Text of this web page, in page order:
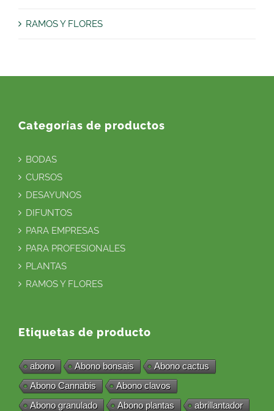
RAMOS Y FLORES
Categorías de productos
BODAS
CURSOS
DESAYUNOS
DIFUNTOS
PARA EMPRESAS
PARA PROFESIONALES
PLANTAS
RAMOS Y FLORES
Etiquetas de producto
abono Abono bonsais
Abono cactus
Abono Cannabis
Abono clavos
Abono granulado
Abono plantas
abrillantador